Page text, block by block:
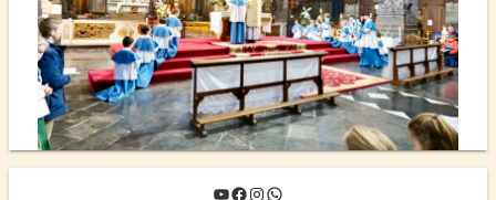
YouTube
Facebook
Instagram
WhatsApp